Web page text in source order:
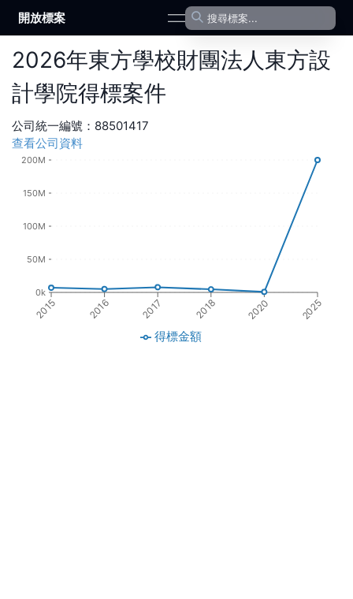
開放標案 open navigation menu
2026年東方學校財團法人東方設
計學院得標案件
公司統一編號： 88501417
查看公司資料
2015 2016 2017 2018 2020 2025
0k
50M
100M
150M
200M
得標金額